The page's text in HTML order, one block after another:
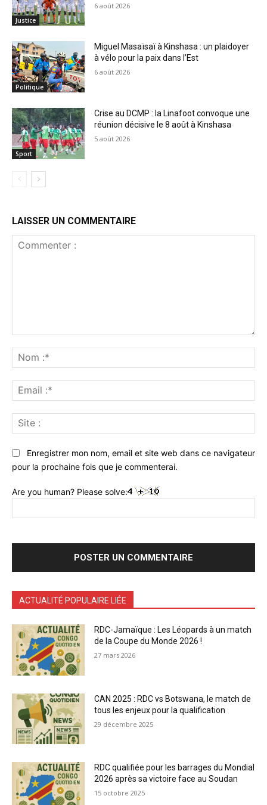
Justice
6 août 2026
Politique
Miguel Masaïsaï à Kinshasa : un plaidoyer
à vélo pour la paix dans l’Est
6 août 2026
Sport
Crise au DCMP : la Linafoot convoque une
réunion décisive le 8 août à Kinshasa
5 août 2026
LAISSER UN COMMENTAIRE
:*
:*
:
Enregistrer mon nom, email et site web dans ce navigateur
pour la prochaine fois que je commenterai.
Are you human? Please solve:
ACTUALITÉ POPULAIRE LIÉE
RDC-Jamaïque : Les Léopards à un match
de la Coupe du Monde 2026 !
27 mars 2026
CAN 2025 : RDC vs Botswana, le match de
tous les enjeux pour la qualification
29 décembre 2025
RDC qualifiée pour les barrages du Mondial
2026 après sa victoire face au Soudan
15 octobre 2025